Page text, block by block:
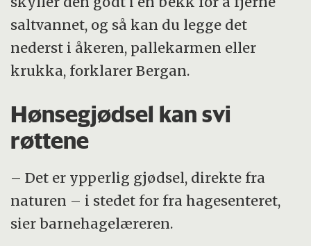
saltvannet, og så kan du legge det
nederst i åkeren, pallekarmen eller
krukka, forklarer Bergan.
Hønsegjødsel kan svi
røttene
– Det er ypperlig gjødsel, direkte fra
naturen – i stedet for fra hagesenteret,
sier barnehagelæreren.